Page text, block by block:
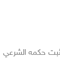
حكمه الشرعي